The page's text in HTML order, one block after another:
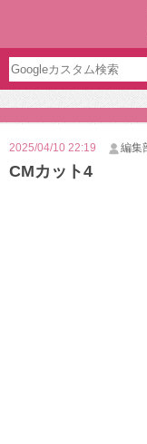
2025/04/10 22:19 編集
CMカット4